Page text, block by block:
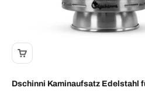
Dschinni Kaminaufsatz Edelstahl